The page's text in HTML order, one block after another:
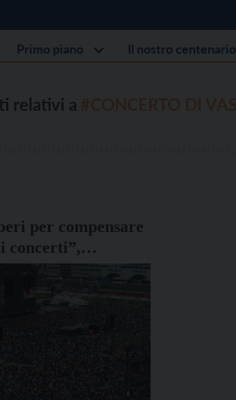
Primo piano Il nostro centenario
relativi a
per compensare
concerti”,
che
dei genitori